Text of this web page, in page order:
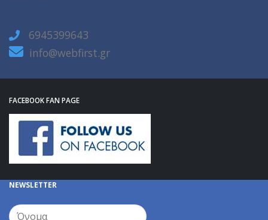
6945399643
 info@webfirst.gr
FACEBOOK FAN PAGE
NEWSLETTER